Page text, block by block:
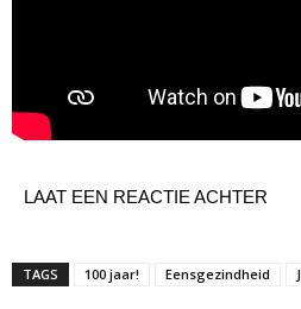
LAAT EEN REACTIE ACHTER
TAGS 100 jaar! Eensgezindheid